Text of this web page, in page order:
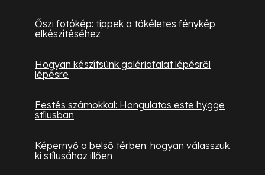
Őszi fotókép: tippek a tökéletes fénykép
elkészítéséhez
Hogyan készítsünk galériafalat lépésről
lépésre
Festés számokkal: Hangulatos este hygge
stílusban
Képernyő a belső térben: hogyan válasszuk
ki stílusához illően